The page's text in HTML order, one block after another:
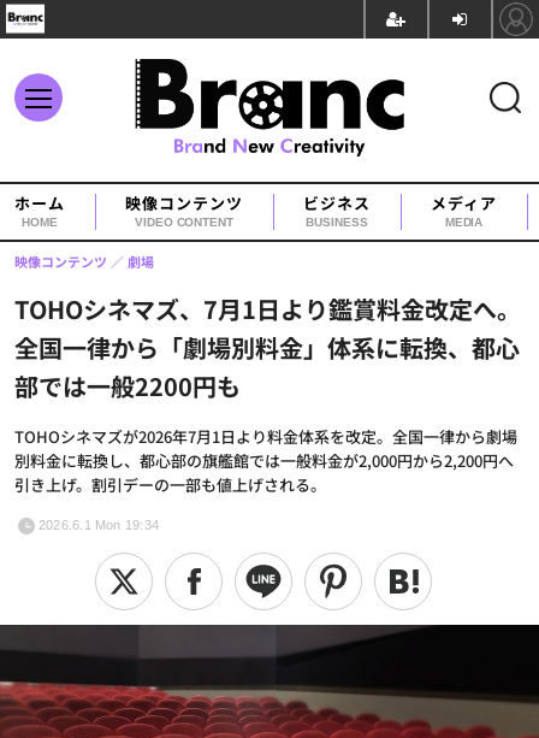
ホーム
HOME
映像コンテンツ
VIDEO CONTENT
ビジネス
BUSINESS
メディア
MEDIA
TOHOシネマズ、7月1日より鑑賞料金改定へ。
全国一律から「劇場別料金」体系に転換、都心
部では一般2200円も
TOHOシネマズが2026年7月1日より料金体系を改定。全国一律から劇場
別料金に転換し、都心部の旗艦館では一般料金が2,000円から2,200円へ
引き上げ。割引デーの一部も値上げされる。
映像コンテンツ 劇場
2026.6.1 Mon 19:34